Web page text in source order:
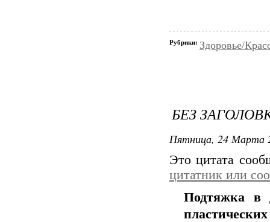
Рубрики: Здоровье/
БЕЗ
Пятница, 24 Марта
Это цитата
цитатник или
Подтяжка в